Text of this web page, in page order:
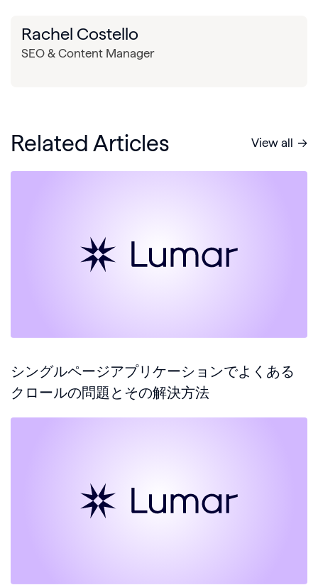
Rachel Costello
SEO & Content Manager
Related Articles View all
シングルページアプリケーションでよくある
クロールの問題とその解決方法